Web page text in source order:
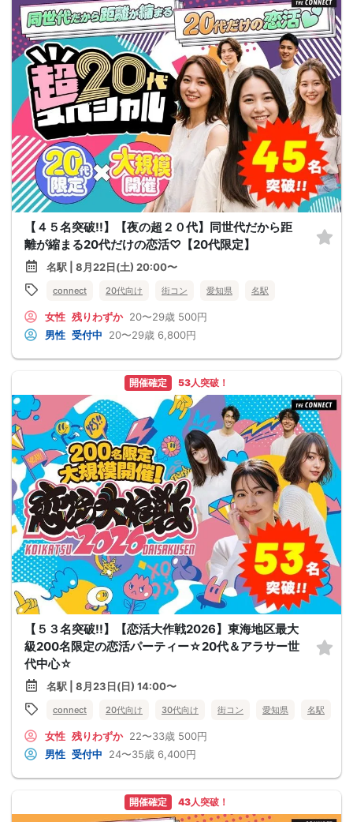
【４５名突破!!】【夜の超２０代】同世代だから距
離が縮まる20代だけの恋活♡【20代限定】
名駅 | 8月22日(土) 20:00〜
connect 20代向け 街コン 愛知県 名駅
女性 残りわずか 20〜29歳 500円
男性 受付中 20〜29歳 6,800円
開催確定 53人突破！
【５３名突破!!】【恋活大作戦2026】東海地区最大
級200名限定の恋活パーティー☆20代＆アラサー世
代中心☆
名駅 | 8月23日(日) 14:00〜
connect 20代向け 30代向け 街コン 愛知県 名駅
女性 残りわずか 22〜33歳 500円
男性 受付中 24〜35歳 6,400円
開催確定 43人突破！